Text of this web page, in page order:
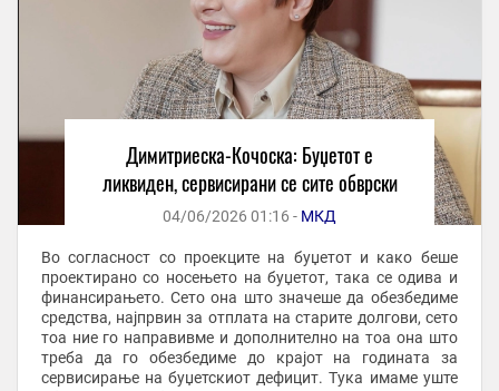
Димитриеска-Кочоска: Буџетот е
ликвиден, сервисирани се сите обврски
04/06/2026 01:16 - МКД
Во согласност со проекците на буџетот и како беше
проектирано со носењето на буџетот, така се одива и
финансирањето. Сето она што значеше да обезбедиме
средства, најпрвин за отплата на старите долгови, сето
тоа ние го направивме и дополнително на тоа она што
треба да го обезбедиме до крајот на годината за
сервисирање на буџетскиот дефицит. Тука имаме уште